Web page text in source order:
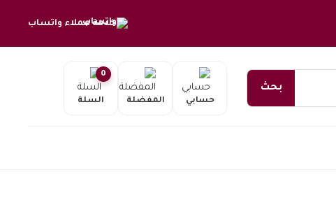
خدمة عملاء واتساب
بحث
حسابي المفضلة
0
السلة